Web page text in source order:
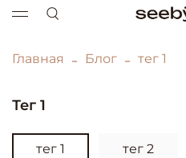
Главная Блог тег 1
тег 1
тег 1 тег 2